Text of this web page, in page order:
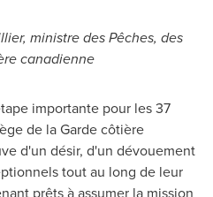
, ministre des Pêches, des
canadienne
importante pour les 37
de la Garde côtière
d'un désir, d'un dévouement
tout au long de leur